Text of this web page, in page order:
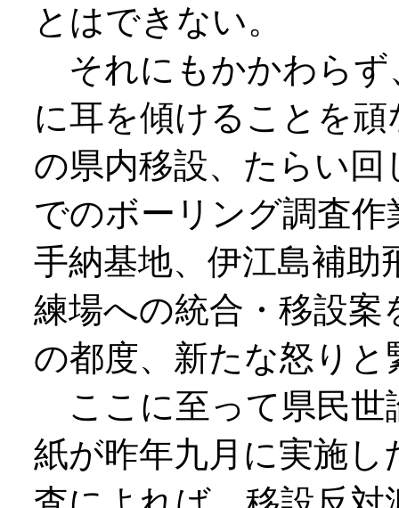
とはできない。
それにもかかわらず
に耳を傾けることを
の県内移設、たらい
でのボーリング調査
手納基地、伊江島補助
練場への統合・移設
の都度、新たな怒り
ここに至って県民世
紙が昨年九月に実施